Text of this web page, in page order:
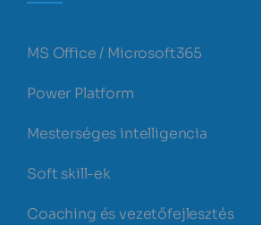
MS Office / Microsoft365
Power Platform
Mesterséges intelligencia
Soft skill-ek
Coaching és vezetőfejlesztés